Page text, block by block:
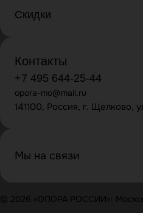
Скидки
Контакты
+7 495 644-25-44
opora-mo@mail.ru
141100, Россия, г. Щелково,
Мы на связи
© 2026 «ОПОРА РОССИИ»: